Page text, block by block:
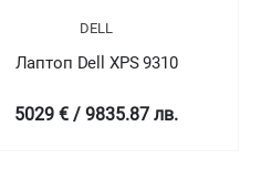
DELL
Лаптоп Dell XPS 9310
4698.99 € / 9190.43 лв.